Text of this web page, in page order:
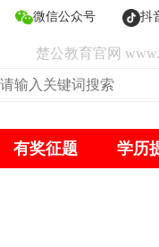
微信公众号 抖
楚公教育官网
有奖征题 学历